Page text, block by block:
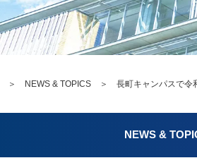
＞ NEWS & TOPICS ＞ 長町キャンパスで令
NEWS &